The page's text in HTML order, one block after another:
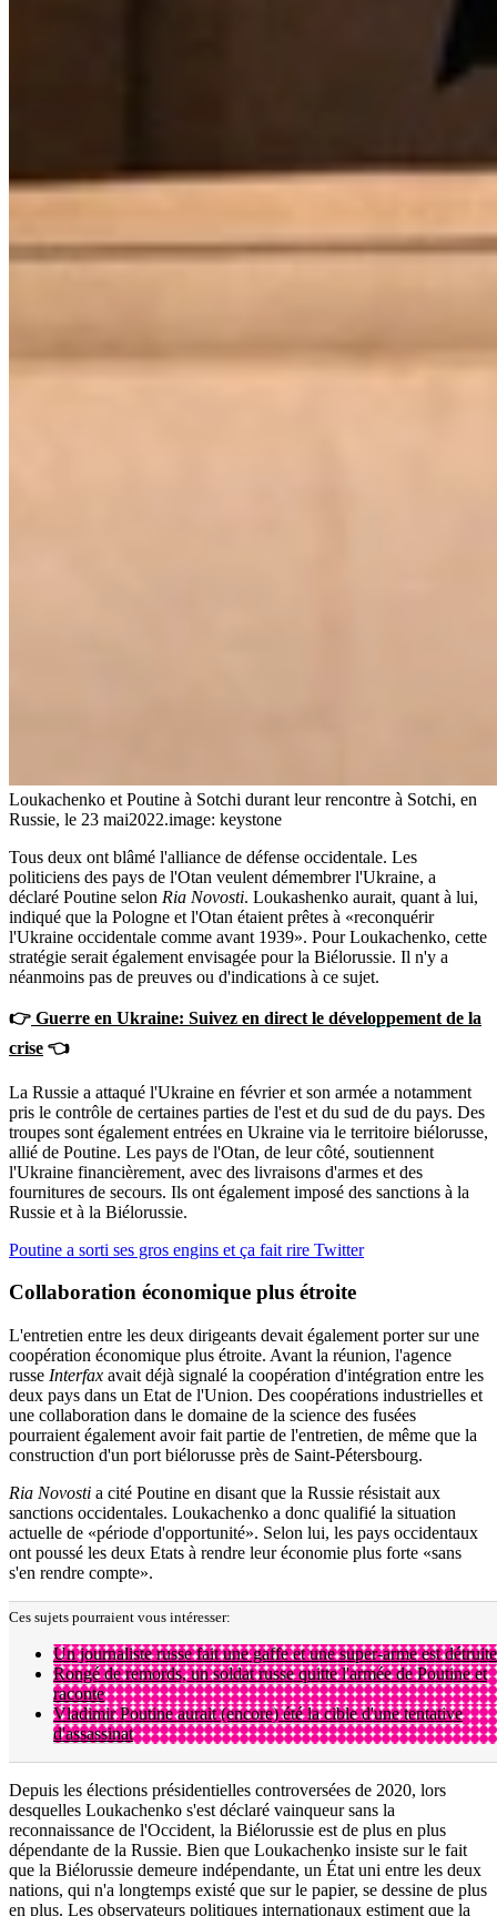
Loukachenko et Poutine à Sotchi durant leur rencontre à Sotchi, en
Russie, le 23 mai2022.image: keystone
Tous deux ont blâmé l'alliance de défense occidentale. Les
politiciens des pays de l'Otan veulent démembrer l'Ukraine, a
déclaré Poutine selon Ria Novosti. Loukashenko aurait, quant à lui,
indiqué que la Pologne et l'Otan étaient prêtes à «reconquérir
l'Ukraine occidentale comme avant 1939». Pour Loukachenko, cette
stratégie serait également envisagée pour la Biélorussie. Il n'y a
néanmoins pas de preuves ou d'indications à ce sujet.
👉 Guerre en Ukraine: Suivez en direct le développement de la
crise 👈
La Russie a attaqué l'Ukraine en février et son armée a notamment
pris le contrôle de certaines parties de l'est et du sud de du pays. Des
troupes sont également entrées en Ukraine via le territoire biélorusse,
allié de Poutine. Les pays de l'Otan, de leur côté, soutiennent
l'Ukraine financièrement, avec des livraisons d'armes et des
fournitures de secours. Ils ont également imposé des sanctions à la
Russie et à la Biélorussie.
Poutine a sorti ses gros engins et ça fait rire Twitter
Collaboration économique plus étroite
L'entretien entre les deux dirigeants devait également porter sur une
coopération économique plus étroite. Avant la réunion, l'agence
russe Interfax avait déjà signalé la coopération d'intégration entre les
deux pays dans un Etat de l'Union. Des coopérations industrielles et
une collaboration dans le domaine de la science des fusées
pourraient également avoir fait partie de l'entretien, de même que la
construction d'un port biélorusse près de Saint-Pétersbourg.
Ria Novosti a cité Poutine en disant que la Russie résistait aux
sanctions occidentales. Loukachenko a donc qualifié la situation
actuelle de «période d'opportunité». Selon lui, les pays occidentaux
ont poussé les deux Etats à rendre leur économie plus forte «sans
s'en rendre compte».
Ces sujets pourraient vous intéresser:
Un journaliste russe fait une gaffe et une super-arme est détruite
Rongé de remords, un soldat russe quitte l'armée de Poutine et
raconte
Vladimir Poutine aurait (encore) été la cible d'une tentative
d'assassinat
Depuis les élections présidentielles controversées de 2020, lors
desquelles Loukachenko s'est déclaré vainqueur sans la
reconnaissance de l'Occident, la Biélorussie est de plus en plus
dépendante de la Russie. Bien que Loukachenko insiste sur le fait
que la Biélorussie demeure indépendante, un État uni entre les deux
nations, qui n'a longtemps existé que sur le papier, se dessine de plus
en plus. Les observateurs politiques internationaux estiment que la